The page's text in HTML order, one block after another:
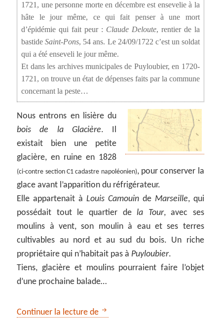
1721, une personne morte en décembre est ensevelie à la
hâte le jour même, ce qui fait penser à une mort
d’épidémie qui fait peur : Claude Deloute, rentier de la
bastideSaint-Pons, 54 ans. Le 24/09/1722 c’est un soldat
qui a été enseveli le jour même.
Et dans les archives municipales de Puyloubier, en 1720-
1721, on trouve un état de dépenses faits par la commune
concernant la peste…
Nous entrons en lisière du
bois de la Glacière. Il
existait bien une petite
glacière, en ruine en 1828
(ci-contre section C1 cadastre napoléonien), pour conserver la
glace avant l’apparition du réfrigérateur.
Elle appartenait àLouis Camouinde Marseille, qui
possédait tout le quartier dela Tour, avec ses
moulins à vent, son moulin à eau et ses terres
cultivables au nord et au sud du bois. Un riche
propriétaire qui n’habitait pas à Puyloubier.
Tiens, glacière et moulins pourraient faire l’objet
d’une prochaine balade…
Continuer la lecture de Le sentier des vignerons de